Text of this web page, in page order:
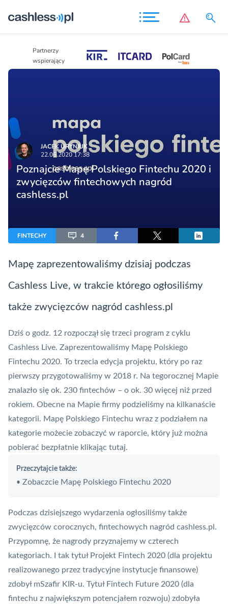
Partnerzy
wspierający
JACEK URYNIUK
22.06.2020 17:38
Poznajcie Mapę Polskiego Fintechu 2020 i
zwycięzców fintechowych nagród
cashless.pl
FINTECHY 4
Mapę zaprezentowaliśmy dzisiaj podczas
Cashless Live, w trakcie którego ogłosiliśmy
także zwycięzców nagród cashless.pl
Dziś o godz. 12 rozpoczął się trzeci program z cyklu
Cashless Live. Zaprezentowaliśmy Mapę Polskiego
Fintechu 2020. To trzecia edycja projektu, który po raz
pierwszy przygotowaliśmy w 2018 r. Na tegorocznej Mapie
znalazło się ok. 230 fintechów – o ok. 30 więcej niż przed
rokiem. Obecne na Mapie firmy podzieliśmy na kilkanaście
kategorii. Mapę Polskiego Fintechu wraz z podziałem na
kategorie możecie zobaczyć w raporcie, który już można
pobierać bezpłatnie klikając tutaj.
Przeczytajcie także:
• Zobaczcie Mapę Polskiego Fintechu 2020
Podczas dzisiejszego wydarzenia ogłosiliśmy także
zwycięzców corocznych, fintechowych nagród cashless.pl.
Przypomnę, że nagrody przyznajemy w czterech
kategoriach. I tak tytuł Projekt Fintech 2020 (dla projektu
realizowanego przez tradycyjne instytucje finansowe)
zdobył mSzafir KIR-u. Tytuł Fintech Future 2020 (dla
fintechu z największym potencjałem rozwoju) zdobyła